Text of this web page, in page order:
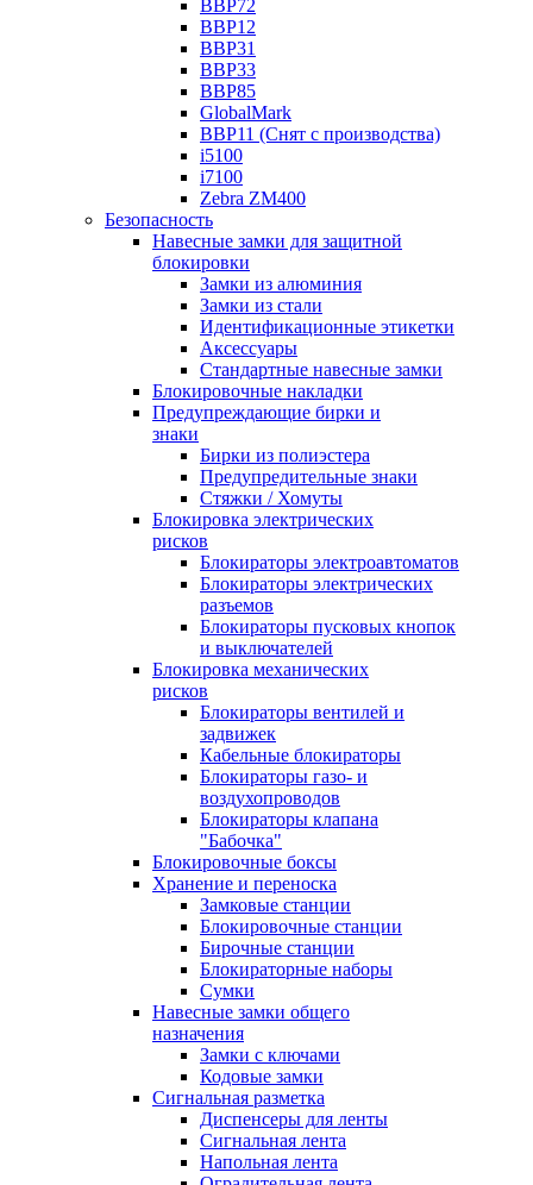
BBP72
BBP12
BBP31
BBP33
BBP85
GlobalMark
BBP11 (Снят с производства)
i5100
i7100
Zebra ZM400
Безопасность
Навесные замки для защитной
блокировки
Замки из алюминия
Замки из стали
Идентификационные этикетки
Аксессуары
Стандартные навесные замки
Блокировочные накладки
Предупреждающие бирки и
знаки
Бирки из полиэстера
Предупредительные знаки
Стяжки / Хомуты
Блокировка электрических
рисков
Блокираторы электроавтоматов
Блокираторы электрических
разъемов
Блокираторы пусковых кнопок
и выключателей
Блокировка механических
рисков
Блокираторы вентилей и
задвижек
Кабельные блокираторы
Блокираторы газо- и
воздухопроводов
Блокираторы клапана
"Бабочка"
Блокировочные боксы
Хранение и переноска
Замковые станции
Блокировочные станции
Бирочные станции
Блокираторные наборы
Сумки
Навесные замки общего
назначения
Замки с ключами
Кодовые замки
Сигнальная разметка
Диспенсеры для ленты
Сигнальная лента
Напольная лента